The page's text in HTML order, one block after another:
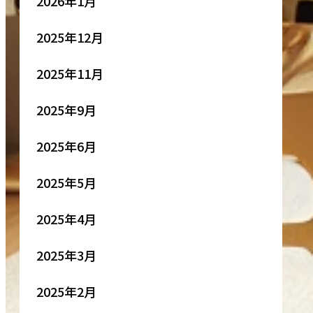
2025年12月
2025年11月
2025年9月
2025年6月
2025年5月
2025年4月
2025年3月
2025年2月